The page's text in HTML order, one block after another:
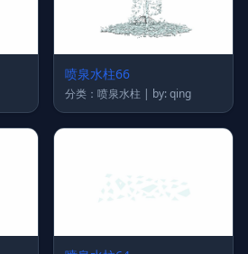
喷泉水柱66
分类：喷泉水柱 | by: qing